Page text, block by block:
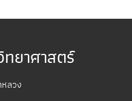
ยาศาสตร์
ลวง